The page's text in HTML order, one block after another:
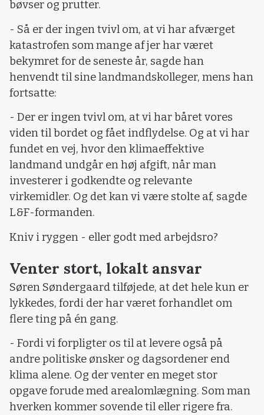
bøvser og prutter.
- Så er der ingen tvivl om, at vi har afværget
katastrofen som mange af jer har været
bekymret for de seneste år, sagde han
henvendt til sine landmandskolleger, mens han
fortsatte:
- Der er ingen tvivl om, at vi har båret vores
viden til bordet og fået indflydelse. Og at vi har
fundet en vej, hvor den klimaeffektive
landmand undgår en høj afgift, når man
investerer i godkendte og relevante
virkemidler. Og det kan vi være stolte af, sagde
L&F-formanden.
Kniv i ryggen - eller godt med arbejdsro?
Venter stort, lokalt ansvar
Søren Søndergaard tilføjede, at det hele kun er
lykkedes, fordi der har været forhandlet om
flere ting på én gang.
- Fordi vi forpligter os til at levere også på
andre politiske ønsker og dagsordener end
klima alene. Og der venter en meget stor
opgave forude med arealomlægning. Som man
hverken kommer sovende til eller rigere fra.